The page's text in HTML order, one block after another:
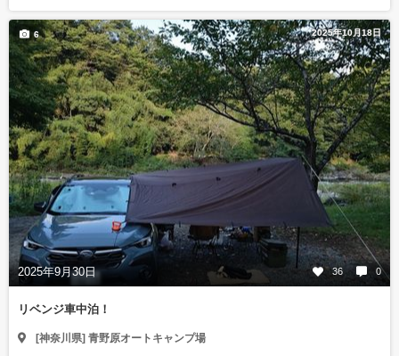
2025年10月18日
2025年9月30日 36 0
6
リベンジ車中泊！
[神奈川県] 青野原オートキャンプ場